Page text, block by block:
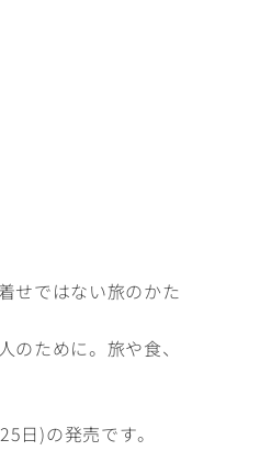
せではない旅のかた
ために。旅や食、
日)の発売です。